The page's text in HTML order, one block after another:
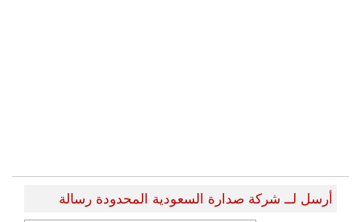
أرسل لــ شركة صدارة السعودية المحدودة رسالة